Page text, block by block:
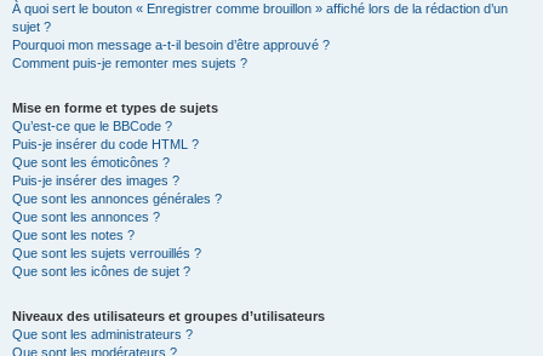
À quoi sert le bouton « Enregistrer comme brouillon » affiché lors de la rédaction d’un
sujet ?
Pourquoi mon message a-t-il besoin d’être approuvé ?
Comment puis-je remonter mes sujets ?
Mise en forme et types de sujets
Qu’est-ce que le BBCode ?
Puis-je insérer du code HTML ?
Que sont les émoticônes ?
Puis-je insérer des images ?
Que sont les annonces générales ?
Que sont les annonces ?
Que sont les notes ?
Que sont les sujets verrouillés ?
Que sont les icônes de sujet ?
Niveaux des utilisateurs et groupes d’utilisateurs
Que sont les administrateurs ?
Que sont les modérateurs ?